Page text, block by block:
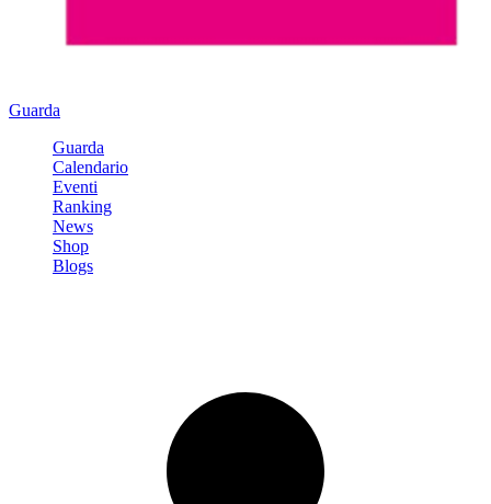
Guarda
Guarda
Calendario
Eventi
Ranking
News
Shop
Blogs